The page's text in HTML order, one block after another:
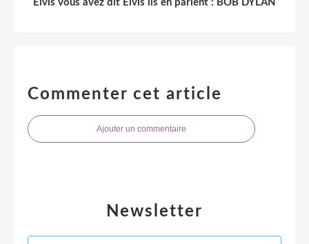
Elvis vous avez dit Elvis ils en parlent : BOB DYLAN
Commenter cet article
Ajouter un commentaire
Newsletter